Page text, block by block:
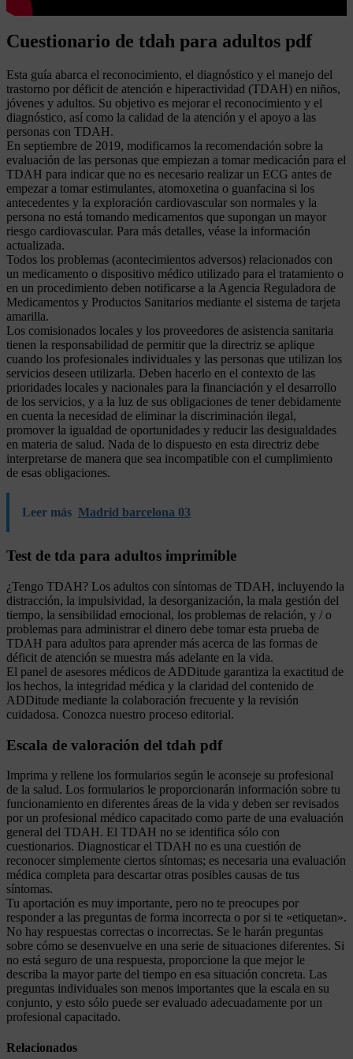
Cuestionario de tdah para adultos pdf
Esta guía abarca el reconocimiento, el diagnóstico y el manejo del
trastorno por déficit de atención e hiperactividad (TDAH) en niños,
jóvenes y adultos. Su objetivo es mejorar el reconocimiento y el
diagnóstico, así como la calidad de la atención y el apoyo a las
personas con TDAH.
En septiembre de 2019, modificamos la recomendación sobre la
evaluación de las personas que empiezan a tomar medicación para el
TDAH para indicar que no es necesario realizar un ECG antes de
empezar a tomar estimulantes, atomoxetina o guanfacina si los
antecedentes y la exploración cardiovascular son normales y la
persona no está tomando medicamentos que supongan un mayor
riesgo cardiovascular. Para más detalles, véase la información
actualizada.
Todos los problemas (acontecimientos adversos) relacionados con
un medicamento o dispositivo médico utilizado para el tratamiento o
en un procedimiento deben notificarse a la Agencia Reguladora de
Medicamentos y Productos Sanitarios mediante el sistema de tarjeta
amarilla.
Los comisionados locales y los proveedores de asistencia sanitaria
tienen la responsabilidad de permitir que la directriz se aplique
cuando los profesionales individuales y las personas que utilizan los
servicios deseen utilizarla. Deben hacerlo en el contexto de las
prioridades locales y nacionales para la financiación y el desarrollo
de los servicios, y a la luz de sus obligaciones de tener debidamente
en cuenta la necesidad de eliminar la discriminación ilegal,
promover la igualdad de oportunidades y reducir las desigualdades
en materia de salud. Nada de lo dispuesto en esta directriz debe
interpretarse de manera que sea incompatible con el cumplimiento
de esas obligaciones.
Leer más Madrid barcelona 03
Test de tda para adultos imprimible
¿Tengo TDAH? Los adultos con síntomas de TDAH, incluyendo la
distracción, la impulsividad, la desorganización, la mala gestión del
tiempo, la sensibilidad emocional, los problemas de relación, y / o
problemas para administrar el dinero debe tomar esta prueba de
TDAH para adultos para aprender más acerca de las formas de
déficit de atención se muestra más adelante en la vida.
El panel de asesores médicos de ADDitude garantiza la exactitud de
los hechos, la integridad médica y la claridad del contenido de
ADDitude mediante la colaboración frecuente y la revisión
cuidadosa. Conozca nuestro proceso editorial.
Escala de valoración del tdah pdf
Imprima y rellene los formularios según le aconseje su profesional
de la salud. Los formularios le proporcionarán información sobre tu
funcionamiento en diferentes áreas de la vida y deben ser revisados
por un profesional médico capacitado como parte de una evaluación
general del TDAH. El TDAH no se identifica sólo con
cuestionarios. Diagnosticar el TDAH no es una cuestión de
reconocer simplemente ciertos síntomas; es necesaria una evaluación
médica completa para descartar otras posibles causas de tus
síntomas.
Tu aportación es muy importante, pero no te preocupes por
responder a las preguntas de forma incorrecta o por si te «etiquetan».
No hay respuestas correctas o incorrectas. Se le harán preguntas
sobre cómo se desenvuelve en una serie de situaciones diferentes. Si
no está seguro de una respuesta, proporcione la que mejor le
describa la mayor parte del tiempo en esa situación concreta. Las
preguntas individuales son menos importantes que la escala en su
conjunto, y esto sólo puede ser evaluado adecuadamente por un
profesional capacitado.
Relacionados